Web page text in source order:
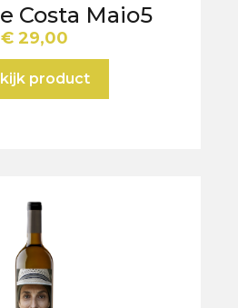
Costa Maio5
€ 29,00
product